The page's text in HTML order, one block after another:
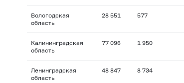
Вологодская
область
28 551 577
Калининградская
область
77 096 1 950
Ленинградская
область
48 847 8 734